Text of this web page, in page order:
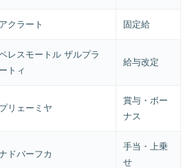
アクラート 固定給
レスモートル ザルプラ
ートィ
給与改定
プリェーミヤ
賞与・ボー
ナス
ドバーフカ
手当・上乗
せ